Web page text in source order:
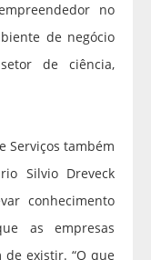
no
de negócio
de ciência,
Serviços também
Silvio Dreveck
conhecimento
as empresas
existir. “O que